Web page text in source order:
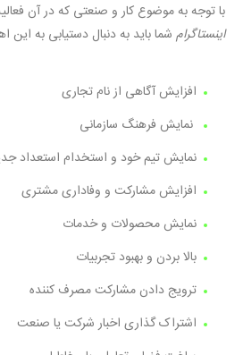
با توجه به موضوع کار و صنعتی که در آن
اینستاگرامشما باید به دنبال دستیابی به این
افزایش آگاهی از نام تجاری
نمایش فرهنگ سازمانی
نمایش تیم خود و استخدام استعداد
افزایش مشارکت و وفاداری مشتری
نمایش محصولات و خدمات
بالا بردن و بهبود تجربیات
ترویج دادن مشارکت مصرف کننده
اشتراک گذاری اخبار شرکت یا صنعت